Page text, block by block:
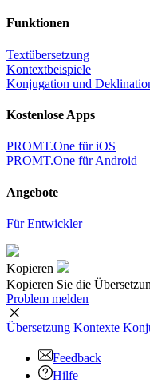
Funktionen
Textübersetzung
Kontextbeispiele
Konjugation und
Kostenlose Apps
PROMT.One für iOS
PROMT.One für Android
Angebote
Für Entwickler
Kopieren
Kopieren Sie die
Problem melden
Übersetzung Kontexte
Feedback
Hilfe